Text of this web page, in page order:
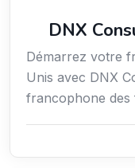
DNX
Démarrez votre
Unis avec DNX
francophone des